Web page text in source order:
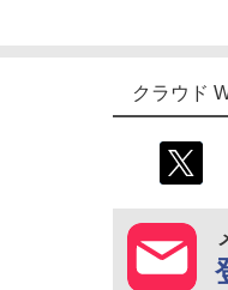
クラウド